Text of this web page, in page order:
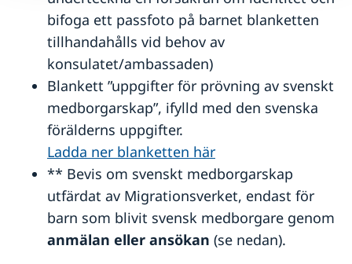
bifoga ett passfoto på barnet blanketten
tillhandahålls vid behov av
konsulatet/ambassaden)
Blankett ”uppgifter för prövning av svenskt
medborgarskap”, ifylld med den svenska
förälderns uppgifter.
Ladda ner blanketten här
** Bevis om svenskt medborgarskap
utfärdat av Migrationsverket, endast för
barn som blivit svensk medborgare genom
anmälan eller ansökan (se nedan).